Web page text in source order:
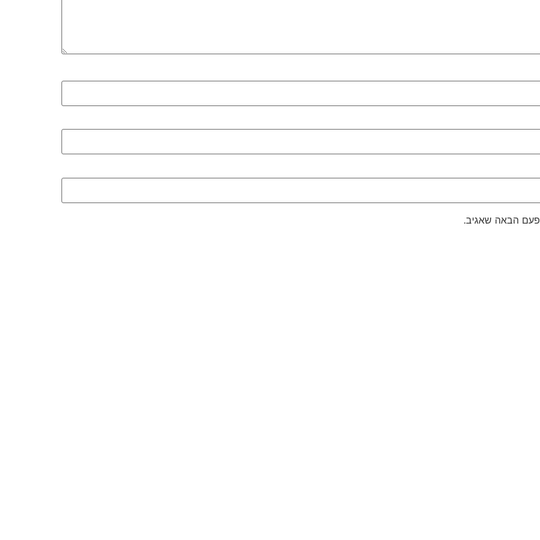
הבאה שאגיב.